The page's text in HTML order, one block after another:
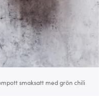
smaksatt med grön chili